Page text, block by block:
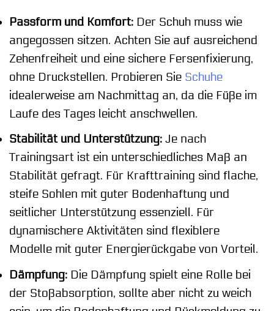
Passform und Komfort: Der Schuh muss wie
angegossen sitzen. Achten Sie auf ausreichend
Zehenfreiheit und eine sichere Fersenfixierung,
ohne Druckstellen. Probieren Sie Schuhe
idealerweise am Nachmittag an, da die Füße im
Laufe des Tages leicht anschwellen.
Stabilität und Unterstützung: Je nach
Trainingsart ist ein unterschiedliches Maß an
Stabilität gefragt. Für Krafttraining sind flache,
steife Sohlen mit guter Bodenhaftung und
seitlicher Unterstützung essenziell. Für
dynamischere Aktivitäten sind flexiblere
Modelle mit guter Energierückgabe von Vorteil.
Dämpfung: Die Dämpfung spielt eine Rolle bei
der Stoßabsorption, sollte aber nicht zu weich